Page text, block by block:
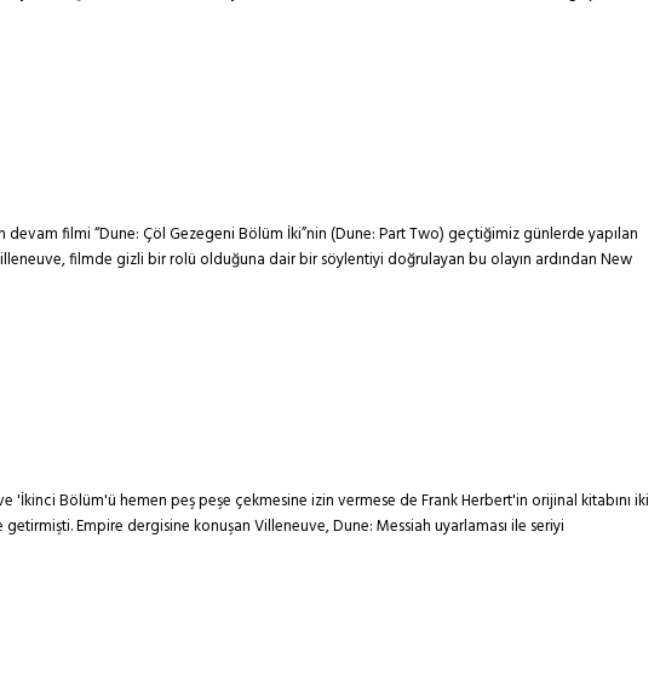
filmi “Dune: Çöl Gezegeni Bölüm İki”nin (Dune: Part Two) geçtiğimiz günlerde yapılan
filmde gizli bir rolü olduğuna dair bir söylentiyi doğrulayan bu olayın ardından New
'İkinci Bölüm'ü hemen peş peşe çekmesine izin vermese de Frank Herbert'in orijinal kitabını iki
Empire dergisine konuşan Villeneuve, Dune: Messiah uyarlaması ile seriyi